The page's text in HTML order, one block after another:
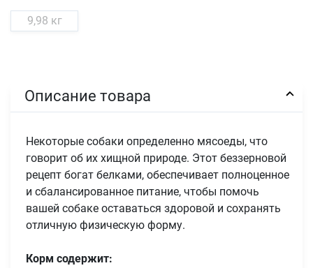
9,98 кг
Описание товара
Некоторые собаки определенно мясоеды, что
говорит об их хищной природе. Этот беззерновой
рецепт богат белками, обеспечивает полноценное
и сбалансированное питание, чтобы помочь
вашей собаке оставаться здоровой и сохранять
отличную физическую форму.
Корм содержит: